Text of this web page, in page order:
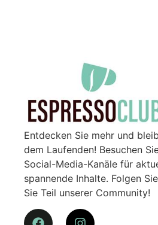
Entdecken Sie mehr und
dem Laufenden! Besuchen
Social-Media-Kanäle für
spannende Inhalte. Folgen
Sie Teil unserer Community!